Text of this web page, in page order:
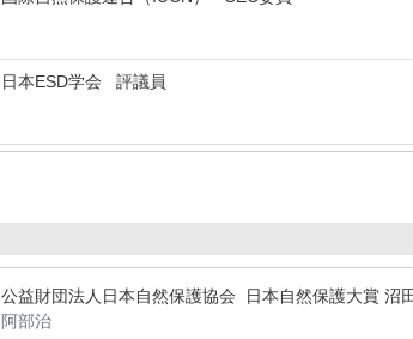
日本ESD学会 評議員
公益財団法人日本自然保護協会 日本自然保護大賞 沼
阿部治